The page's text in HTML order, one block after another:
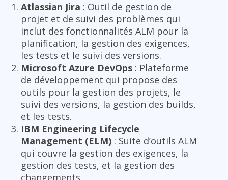
Atlassian Jira : Outil de gestion de
projet et de suivi des problèmes qui
inclut des fonctionnalités ALM pour la
planification, la gestion des exigences,
les tests et le suivi des versions.
Microsoft Azure DevOps : Plateforme
de développement qui propose des
outils pour la gestion des projets, le
suivi des versions, la gestion des builds,
et les tests.
IBM Engineering Lifecycle
Management (ELM) : Suite d’outils ALM
qui couvre la gestion des exigences, la
gestion des tests, et la gestion des
changements.